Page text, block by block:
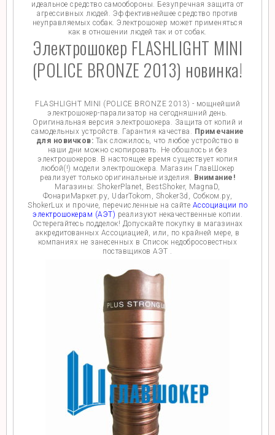
идеальное средство самообороны. Безупречная защита от
агрессивных людей. Эффективнейшее средство против
неуправляемых собак. Электрошокер может применяться
как в отношении людей так и от собак.
Электрошокер FLASHLIGHT MINI
(POLICE BRONZE 2013) новинка!
FLASHLIGHT MINI (POLICE BRONZE 2013) - мощнейший
электрошокер-парализатор на сегодняшний день.
Оригинальная версия электрошокера. Защита от копий и
самодельных устройств. Гарантия качества. Примечание
для новичков: Так сложилось, что любое устройство в
наши дни можно скопировать. Не обошлось и без
электрошокеров. В настоящее время существует копия
любой(!) модели электрошокера. Магазин ГлавШокер
реализует только оригинальные изделия. Внимание!
Магазины: ShokerPlanet, BestShoker, MagnaD,
ФонариМаркет.ру, UdarTokom, Shoker3d, Собком.ру,
ShokerLux и прочие, перечисленные на сайте Ассоциации по
электрошокерам (АЭТ) реализуют некачественные копии.
Остерегайтесь подделок! Допускайте покупку в магазинах
аккредитованных Ассоциацией, или, по крайней мере, в
компаниях не занесенных в Список недобросовестных
поставщиков АЭТ .